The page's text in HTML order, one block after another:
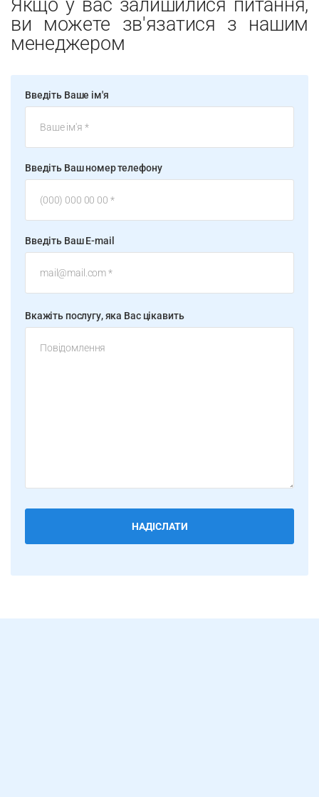
Якщо у вас залишилися питання,
ви можете зв'язатися з нашим
менеджером
Введіть Ваше ім'я
Введіть Ваш номер телефону
Введіть Ваш E-mail
Вкажіть послугу, яка Вас цікавить